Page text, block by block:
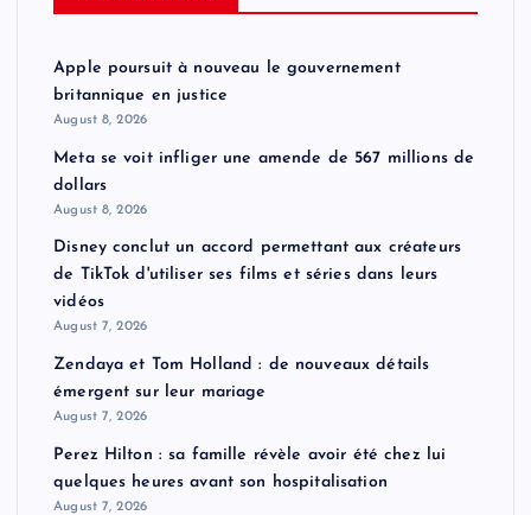
Apple poursuit à nouveau le gouvernement
britannique en justice
August 8, 2026
Meta se voit infliger une amende de 567 millions de
dollars
August 8, 2026
Disney conclut un accord permettant aux créateurs
de TikTok d'utiliser ses films et séries dans leurs
vidéos
August 7, 2026
Zendaya et Tom Holland : de nouveaux détails
émergent sur leur mariage
August 7, 2026
Perez Hilton : sa famille révèle avoir été chez lui
quelques heures avant son hospitalisation
August 7, 2026